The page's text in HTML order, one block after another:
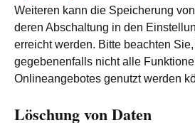
Weiteren kann die Speicherung
deren Abschaltung in den
erreicht werden. Bitte beachten
gegebenenfalls nicht alle
Onlineangebotes genutzt werden
Löschung von Daten